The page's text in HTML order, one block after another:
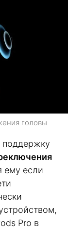
головы
поддержку
ему если
Pro в